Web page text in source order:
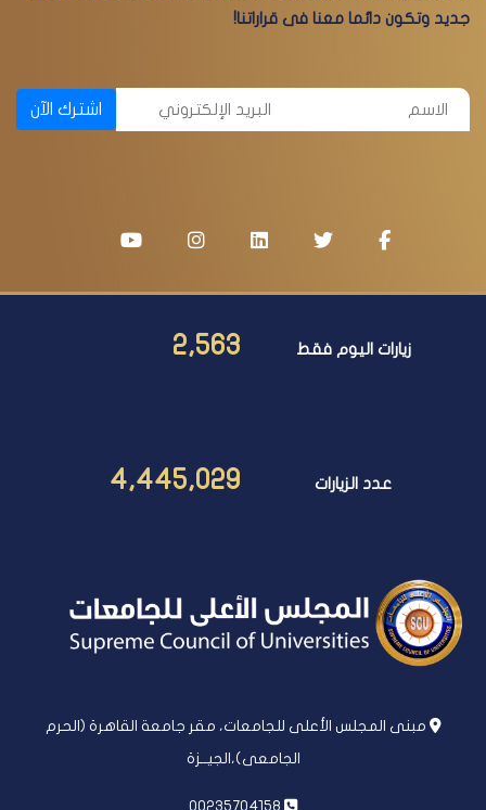
جديد وتكون دائما معنا فى قراراتنا!
اشترك الآن
زيارات اليوم فقط 2,563
عدد الزيارات 4,445,029
مبنى المجلس الأعلى للجامعات، مقر جامعة القاهرة (الحرم
الجامعى)،الجيــزة